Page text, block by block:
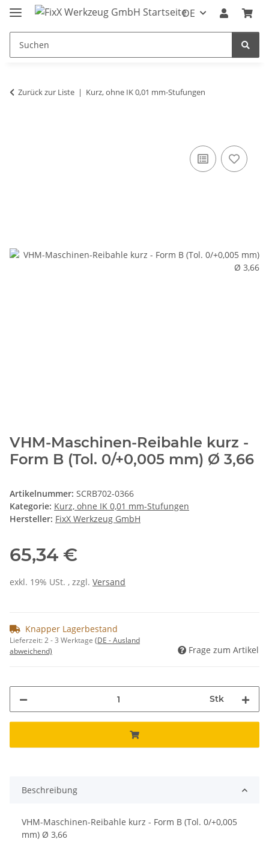
DE
Zurück zur Liste Kurz, ohne IK 0,01 mm-Stufungen
VHM-Maschinen-Reibahle kurz -
Form B (Tol. 0/+0,005 mm) Ø 3,66
Artikelnummer: SCRB702-0366
Kategorie: Kurz, ohne IK 0,01 mm-Stufungen
Hersteller: FixX Werkzeug GmbH
65,34 €
exkl. 19% USt. , zzgl. Versand
Knapper Lagerbestand
Lieferzeit:2 - 3 Werktage (DE - Ausland
abweichend)
Frage zum Artikel
Stk
Beschreibung
VHM-Maschinen-Reibahle kurz - Form B (Tol. 0/+0,005
mm) Ø 3,66